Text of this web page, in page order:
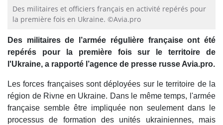
Des militaires et officiers français en activité repérés pour
la première fois en Ukraine. ©Avia.pro
Des militaires de l’armée régulière française ont été
repérés pour la première fois sur le territoire de
l'Ukraine, a rapporté l’agence de presse russe Avia.pro.
Les forces françaises sont déployées sur le territoire de la
région de Rivne en Ukraine. Dans le même temps, l'armée
française semble être impliquée non seulement dans le
processus de formation des unités ukrainiennes, mais